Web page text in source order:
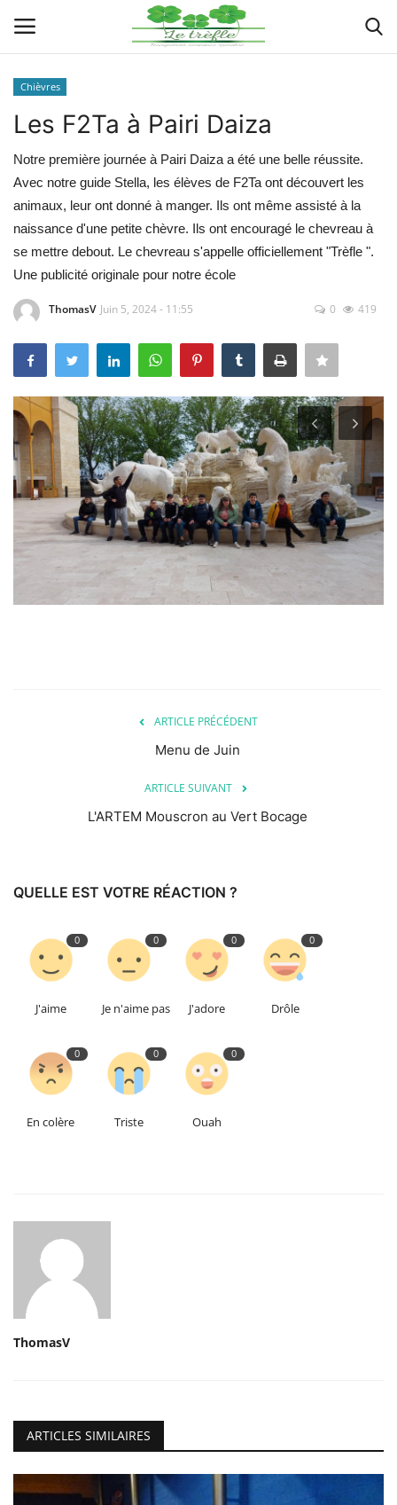
Actualités
Implantations
Organigramme
Documents
Chièvres
Les F2Ta à Pairi Daiza
Notre première journée à Pairi Daiza a été une belle réussite.
Avec notre guide Stella, les élèves de F2Ta ont découvert les
animaux, leur ont donné à manger. Ils ont même assisté à la
naissance d'une petite chèvre. Ils ont encouragé le chevreau à
se mettre debout. Le chevreau s'appelle officiellement "Trèfle ".
Une publicité originale pour notre école
ThomasV Juin 5, 2024 - 11:55 0 419
ARTICLE PRÉCÉDENT
Menu de Juin
ARTICLE SUIVANT
L'ARTEM Mouscron au Vert Bocage
QUELLE EST VOTRE RÉACTION ?
0
J'aime
0
Je n'aime pas
0
J'adore
0
Drôle
0
En colère
0
Triste
0
Ouah
ThomasV
ARTICLES SIMILAIRES